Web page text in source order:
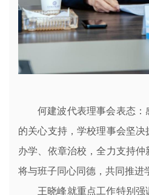
何建波代表理事会表态
的关心支持，学校理事会坚
办学、依章治校，全力支持仲
将与班子同心同德，共同推进
王晓峰就重点工作特别强